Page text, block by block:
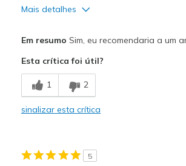
Mais detalhes
Melhores utilizações
Casual Wear
Going Out
Em resumo Sim, eu recomendaria a um
Esta crítica foi útil?
1 2
sinalizar esta crítica
5